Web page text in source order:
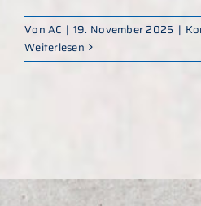
VonAC | 19. November 2025 |
Weiterlesen